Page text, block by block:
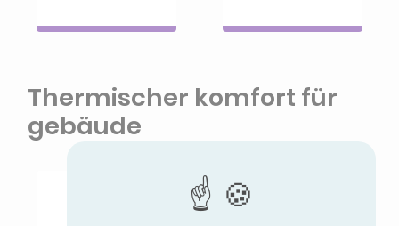
Thermischer komfort für
gebäude